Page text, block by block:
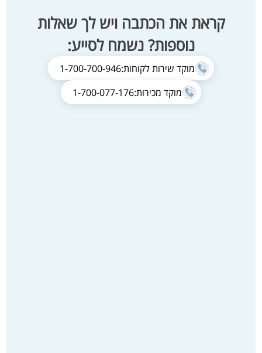
קראת את הכתבה ויש לך שאלות
נוספות? נשמח לסייע:
מוקד שירות לקוחות:1-700-700-946
מוקד מכירות:1-700-077-176